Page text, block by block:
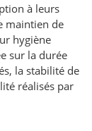
à leurs
maintien de
hygiène
sur la durée
la stabilité de
réalisés par